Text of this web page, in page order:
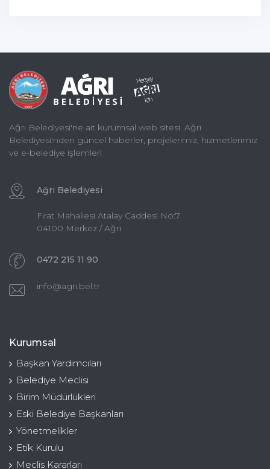
Ağrı Belediyesi'ne ait kurumsal web sitesi. Ağrı
Belediyesi'nden güncel haberler, projelerimiz, hizmetlerimiz
ve e-belediye işlemleri
Ağrı Belediyesi
Fırat Mahallesi Atalay Caddesi No:7
04100 Merkez / Ağrı
0472 215 11 90
info@agri.bel.tr
Kurumsal
Başkan Yardımcıları
Belediye Meclisi
Birim Müdürlükleri
Eski Belediye Başkanları
Yönetmelikler
Etik Kurulu
Meclis Kararları